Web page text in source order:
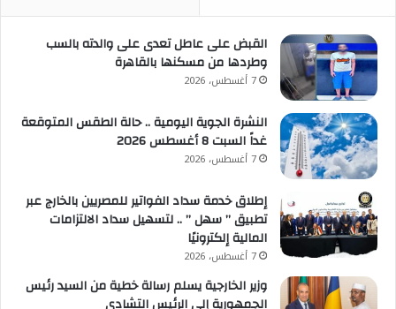
القبض على عاطل تعدى على والدته بالسب
وطردها من مسكنها بالقاهرة
7 أغسطس، 2026
النشرة الجوية اليومية .. حالة الطقس المتوقعة
غداً السبت 8 أغسطس 2026
7 أغسطس، 2026
إطلاق خدمة سداد الفواتير للمصريين بالخارج عبر
تطبيق ” سهل ” .. لتسهيل سداد الالتزامات
المالية إلكترونيًا
7 أغسطس، 2026
وزير الخارجية يسلم رسالة خطية من السيد رئيس